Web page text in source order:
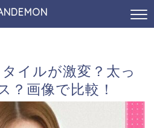
イルが激変？太っ
？画像で比較！